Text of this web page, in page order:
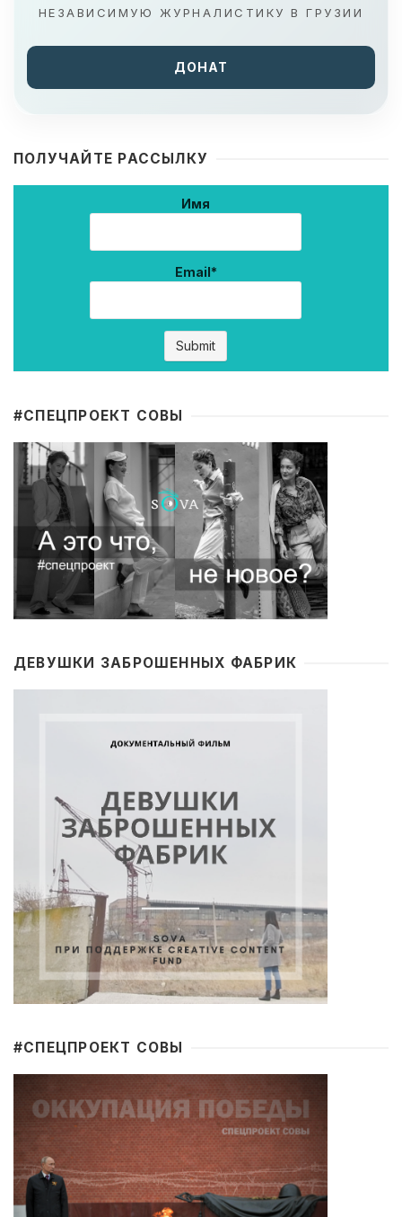
НЕЗАВИСИМУЮ ЖУРНАЛИСТИКУ В ГРУЗИИ
ДОНАТ
ПОЛУЧАЙТЕ РАССЫЛКУ
Имя
Email*
#CПЕЦПРОЕКТ СОВЫ
ДЕВУШКИ ЗАБРОШЕННЫХ ФАБРИК
#CПЕЦПРОЕКТ СОВЫ